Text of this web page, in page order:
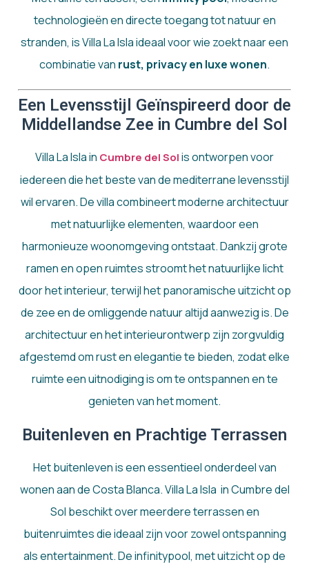
technologieën en directe toegang tot natuur en
stranden, is Villa La Isla ideaal voor wie zoekt naar een
combinatie van rust, privacy en luxe wonen.
Een Levensstijl Geïnspireerd door de
Middellandse Zee in Cumbre del Sol
Villa La Isla in Cumbre del Solis ontworpen voor
iedereen die het beste van de mediterrane levensstijl
wil ervaren. De villa combineert moderne architectuur
met natuurlijke elementen, waardoor een
harmonieuze woonomgeving ontstaat. Dankzij grote
ramen en open ruimtes stroomt het natuurlijke licht
door het interieur, terwijl het panoramische uitzicht op
de zee en de omliggende natuur altijd aanwezig is. De
architectuur en het interieurontwerp zijn zorgvuldig
afgestemd om rust en elegantie te bieden, zodat elke
ruimte een uitnodiging is om te ontspannen en te
genieten van het moment.
Buitenleven en Prachtige Terrassen
Het buitenleven is een essentieel onderdeel van
wonen aan de Costa Blanca. Villa La Isla in Cumbre del
Sol beschikt over meerdere terrassen en
buitenruimtes die ideaal zijn voor zowel ontspanning
als entertainment. De infinitypool, met uitzicht op de